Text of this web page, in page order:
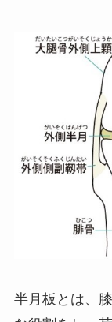
半月板とは、